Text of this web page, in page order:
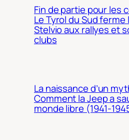
Fin de partie pour les
Le Tyrol du Sud ferme
Stelvio aux rallyes et
clubs
La naissance d’un
Comment la Jeep a
monde libre (1941-